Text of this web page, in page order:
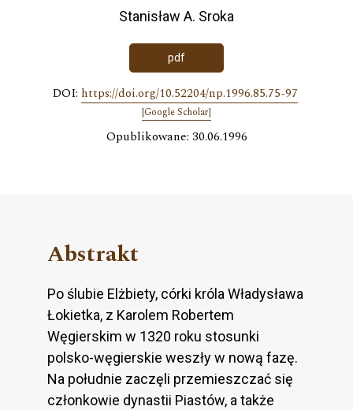
Stanisław A. Sroka
pdf
DOI: https://doi.org/10.52204/np.1996.85.75-97
[Google Scholar]
Opublikowane: 30.06.1996
Abstrakt
Po ślubie Elżbiety, córki króla Władysława
Łokietka, z Karolem Robertem
Węgierskim w 1320 roku stosunki
polsko-węgierskie weszły w nową fazę.
Na południe zaczęli przemieszczać się
członkowie dynastii Piastów, a także